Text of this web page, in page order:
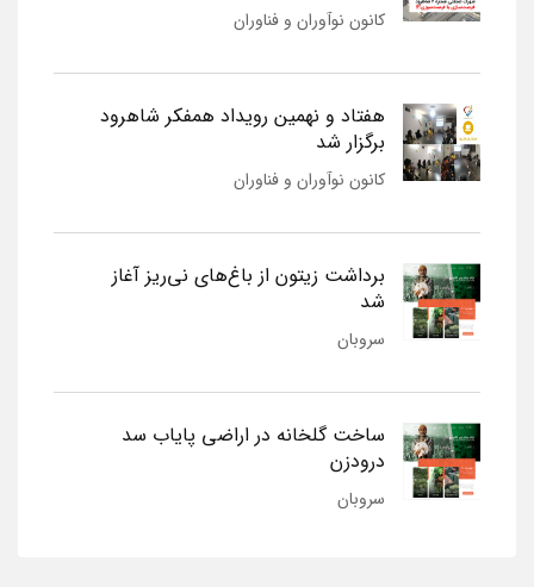
کانون نوآوران و فناوران
هفتاد و نهمین رویداد همفکر شاهرود
برگزار شد
کانون نوآوران و فناوران
برداشت زیتون از باغ‌های نی‌ریز آغاز
شد
سروبان
ساخت گلخانه در اراضی پایاب سد
درودزن
سروبان